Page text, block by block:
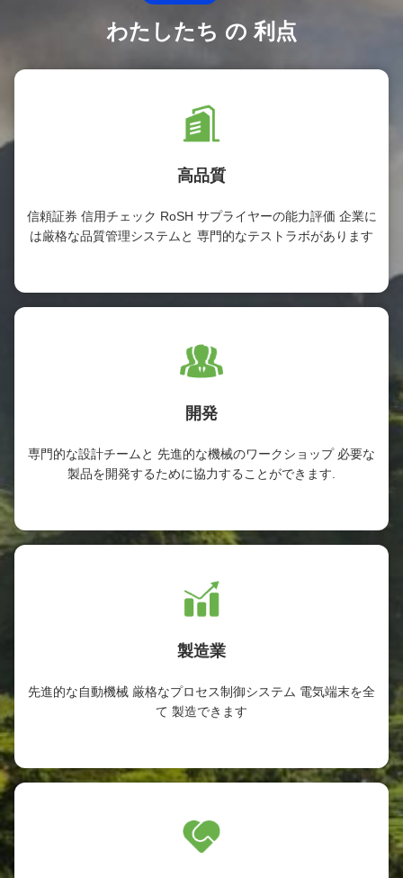
わたしたち の 利点
高品質
信頼証券 信用チェック RoSH サプライヤーの能力評価 企業に
は厳格な品質管理システムと 専門的なテストラボがあります
開発
専門的な設計チームと 先進的な機械のワークショップ 必要な
製品を開発するために協力することができます.
製造業
先進的な自動機械 厳格なプロセス制御システム 電気端末を全
て 製造できます